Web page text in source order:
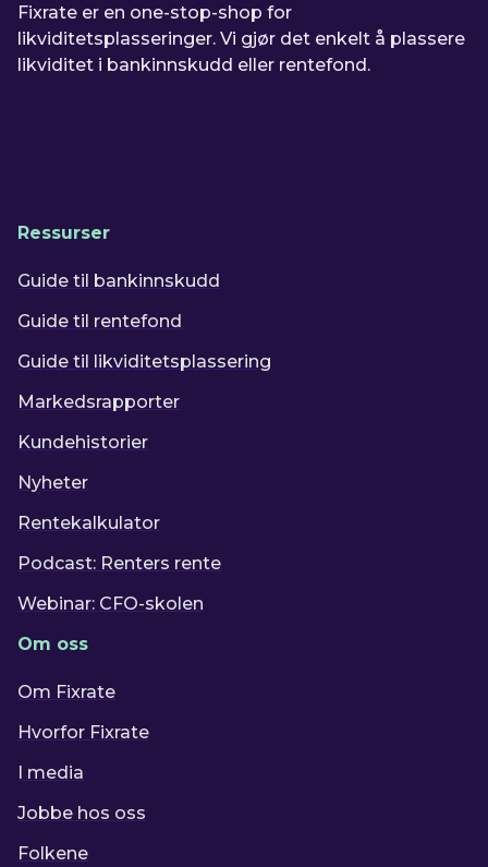
Fixrate er en one-stop-shop for
likviditetsplasseringer. Vi gjør det enkelt å plassere
likviditet i bankinnskudd eller rentefond.
Ressurser
Guide til bankinnskudd
Guide til rentefond
Guide til likviditetsplassering
Markedsrapporter
Kundehistorier
Nyheter
Rentekalkulator
Podcast: Renters rente
Webinar: CFO-skolen
Om oss
Om Fixrate
Hvorfor Fixrate
I media
Jobbe hos oss
Folkene